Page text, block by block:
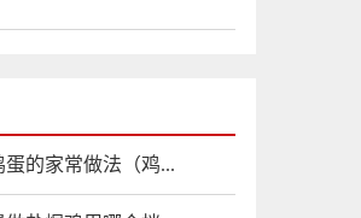
的家常做法（鸡...